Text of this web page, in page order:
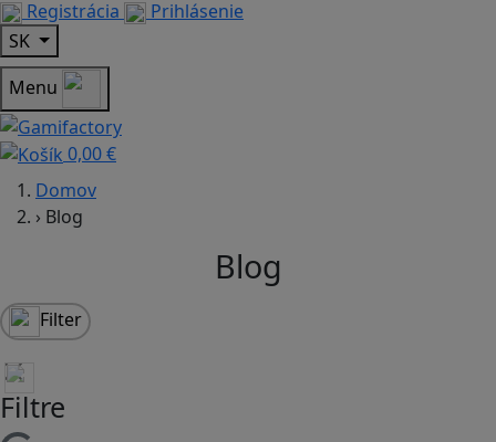
Registrácia
Prihlásenie
SK
Menu
0,00 €
Domov
› Blog
Blog
Filter
Filtre